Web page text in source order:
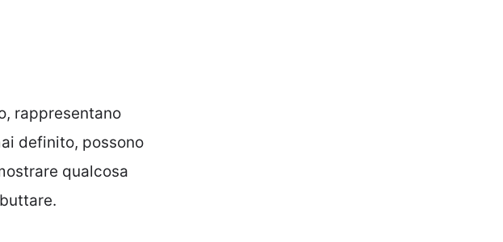
rappresentano
definito, possono
qualcosa